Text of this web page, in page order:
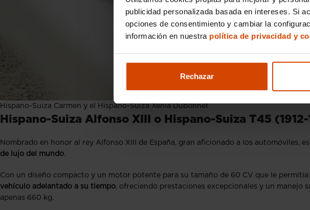
publicidad personalizada basada en intereses. Si
opciones de consentimiento y cambiar la
información en nuestra política de privacidad y
Rechazar
Hispano-Suiza Carmen y el Hispano-Suiza Xenia Dubonnet
Hispano-Suiza Alfonso XIII o Hispano-Suiza T45 (1912-
Nombrado en honor al rey Alfonso XIII de España, gran aficionado a los automóviles,
de lujo del mundo.
Con un diseño compacto y un motor potente para su tamaño de 60 CV que le permitía
vehículo adelantado a su tiempo, ofreciendo prestaciones excepcionales y un manejo
apenas 660 kg.